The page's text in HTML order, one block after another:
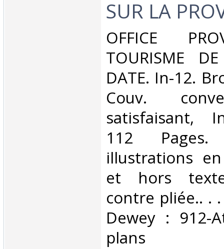
SUR LA
‎OFFICE
TOURISME
DATE. In-12.
Couv.
satisfaisant,
112 Pages.
illustrations
et hors
contre pliée.. .
Dewey : 912-
plans‎